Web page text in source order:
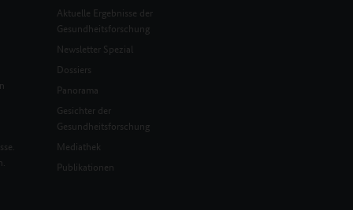
Aktuelle Ergebnisse der
Gesundheitsforschung
Newsletter Spezial
Dossiers
Panorama
Gesichter der
Gesundheitsforschung
Mediathek
Publikationen